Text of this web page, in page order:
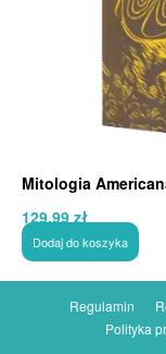
Mitologia
129,99zł
Dodaj do koszyka
Regulamin
Polityka